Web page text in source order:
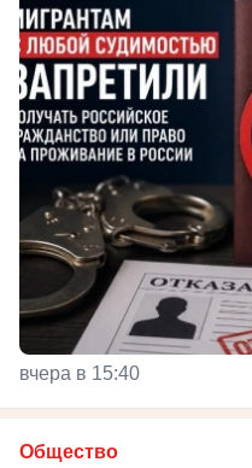
вчера в 15:40
Общество